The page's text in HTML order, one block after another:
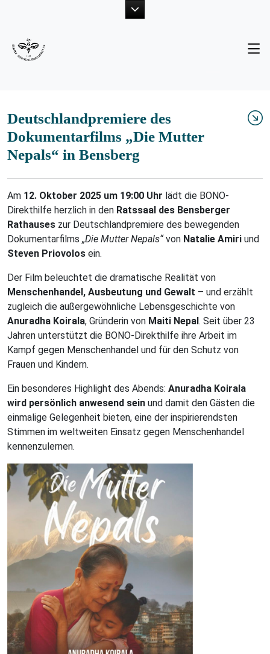
Deutschlandpremiere des
Dokumentarfilms „Die Mutter
Nepals“ in Bensberg
Am 12. Oktober 2025 um 19:00 Uhr lädt die BONO-
Direkthilfe herzlich in den Ratssaal des Bensberger
Rathauses zur Deutschlandpremiere des bewegenden
Dokumentarfilms „Die Mutter Nepals“von Natalie Amiri und
Steven Priovolos ein.
Der Film beleuchtet die dramatische Realität von
Menschenhandel, Ausbeutung und Gewalt – und erzählt
zugleich die außergewöhnliche Lebensgeschichte von
Anuradha Koirala, Gründerin von Maiti Nepal. Seit über 23
Jahren unterstützt die BONO-Direkthilfe ihre Arbeit im
Kampf gegen Menschenhandel und für den Schutz von
Frauen und Kindern.
Ein besonderes Highlight des Abends: Anuradha Koirala
wird persönlich anwesend sein und damit den Gästen die
einmalige Gelegenheit bieten, eine der inspirierendsten
Stimmen im weltweiten Einsatz gegen Menschenhandel
kennenzulernen.
Unsere Ziele
Mitglied werden
Neuigkeiten